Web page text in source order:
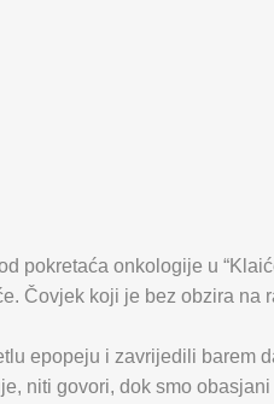
pokretaća onkologije u
Čovjek koji je bez obzira na
epopeju i zavrijedili barem
niti govori, dok smo